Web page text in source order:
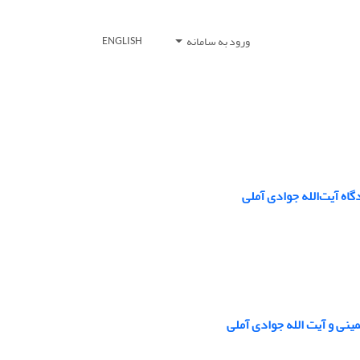
ورود به سامانه ENGLISH
آیت‌الله جوادی آملی
و ‏آیت الله جوادی آملی